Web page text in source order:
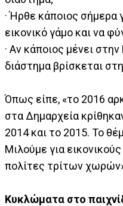
· Ήρθε κάποιος σήμερα
εικονικό γάμο και να
· Αν κάποιος μένει
διάστημα βρίσκεται
Όπως είπε, «το 2016
στα Δημαρχεία
2014 και το 2015. Το
Μιλούμε για
πολίτες τρίτων
Κυκλώματα στο